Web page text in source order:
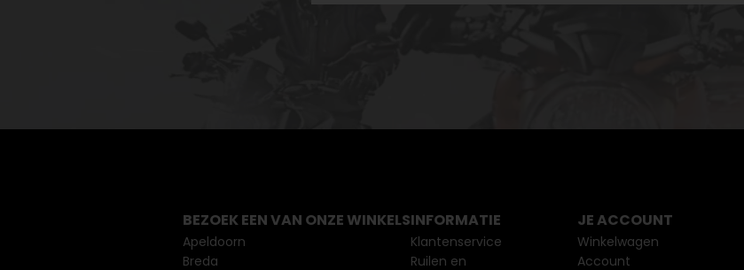
BEZOEK EEN VAN ONZE WINKELS
Apeldoorn
Breda
INFORMATIE
Klantenservice
Ruilen en
JE ACCOUNT
Winkelwagen
Account